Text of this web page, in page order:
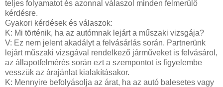
teljes folyamatot és azonnal válaszol minden felmerülő
kérdésre.
Gyakori kérdések és válaszok:
K: Mi történik, ha az autómnak lejárt a műszaki vizsgája?
V: Ez nem jelent akadályt a felvásárlás során. Partnerünk
lejárt műszaki vizsgával rendelkező járműveket is felvásárol,
az állapotfelmérés során ezt a szempontot is figyelembe
vesszük az árajánlat kialakításakor.
K: Mennyire befolyásolja az árat, ha az autó balesetes vagy